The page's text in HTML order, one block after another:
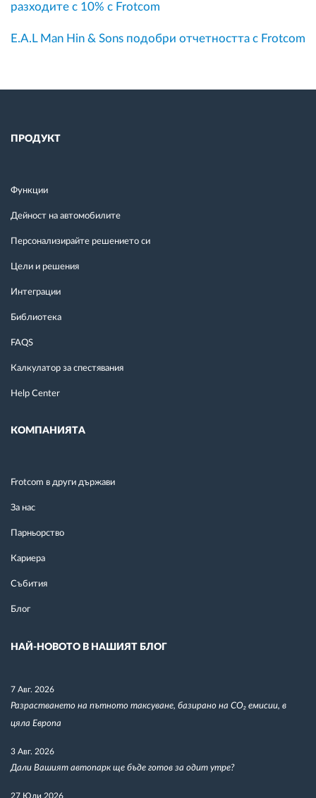
разходите с 10% с Frotcom
E.A.L Man Hin & Sons подобри отчетността с Frotcom
ПРОДУКТ
Функции
Дейност на автомобилите
Персонализирайте решението си
Цели и решения
Интеграции
Библиотека
FAQS
Калкулатор за спестявания
Help Center
КОМПАНИЯТА
Frotcom в други държави
За нас
Парньорство
Кариера
Събития
Блог
НАЙ-НОВОТО В НАШИЯТ БЛОГ
7 Авг. 2026
Разрастването на пътното таксуване, базирано на CO₂ емисии, в
цяла Европа
3 Авг. 2026
Дали Вашият автопарк ще бъде готов за одит утре?
27 Юли 2026